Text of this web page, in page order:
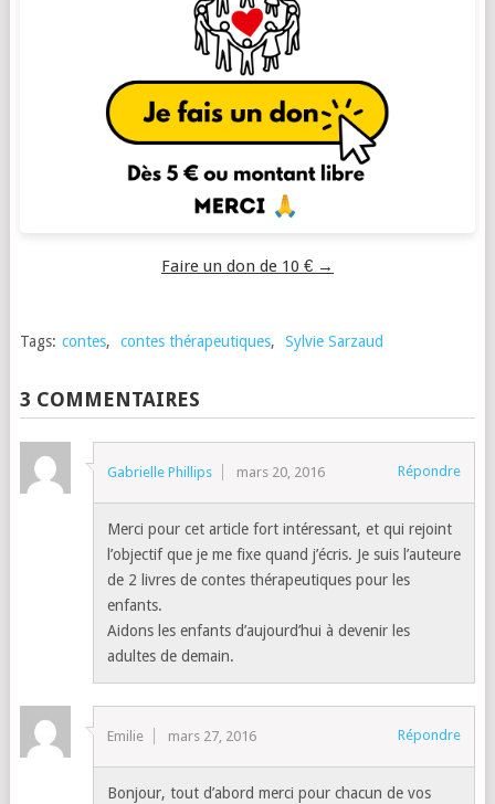
Faire un don de 10 € →
Tags: contes, contes thérapeutiques, Sylvie Sarzaud
3 COMMENTAIRES
Gabrielle Phillips mars 20, 2016 Répondre
Merci pour cet article fort intéressant, et qui rejoint
l’objectif que je me fixe quand j’écris. Je suis l’auteure
de 2 livres de contes thérapeutiques pour les
enfants.
Aidons les enfants d’aujourd’hui à devenir les
adultes de demain.
Emilie mars 27, 2016 Répondre
Bonjour, tout d’abord merci pour chacun de vos